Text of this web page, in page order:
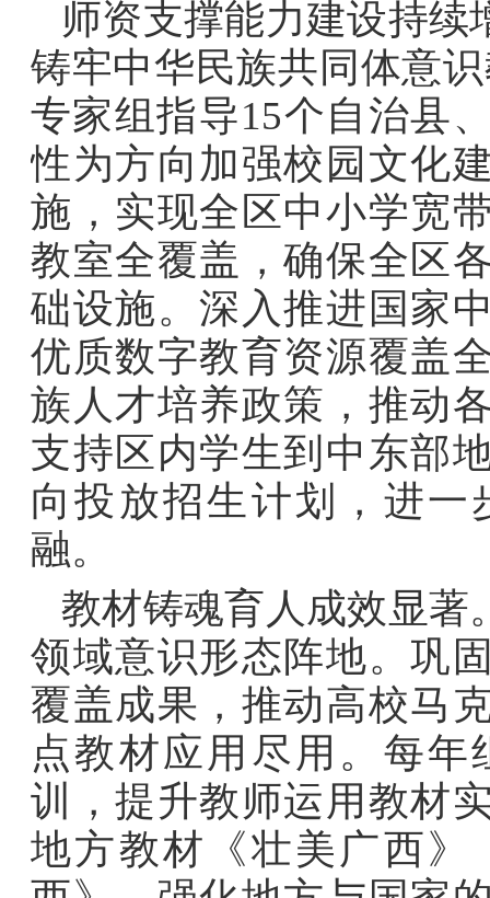
师资支撑能力建设持续
铸牢中华民族共同体意
专家组指导15个自治县
性为方向加强校园文化
施，实现全区中小学宽
教室全覆盖，确保全区
础设施。深入推进国家
优质数字教育资源覆盖
族人才培养政策，推动
支持区内学生到中东部
向投放招生计划，进
融。
教材铸魂育人成效显著
领域意识形态阵地。巩
覆盖成果，推动高校马
点教材应用尽用。每
训，提升教师运用教材
地方教材《壮美广西》